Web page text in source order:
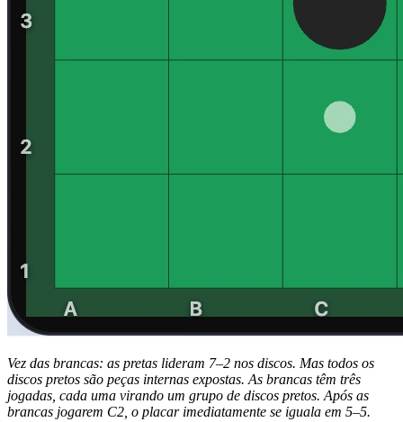
Vez das brancas: as pretas lideram 7–2 nos discos. Mas todos os
discos pretos são peças internas expostas. As brancas têm três
jogadas, cada uma virando um grupo de discos pretos. Após as
brancas jogarem C2, o placar imediatamente se iguala em 5–5.